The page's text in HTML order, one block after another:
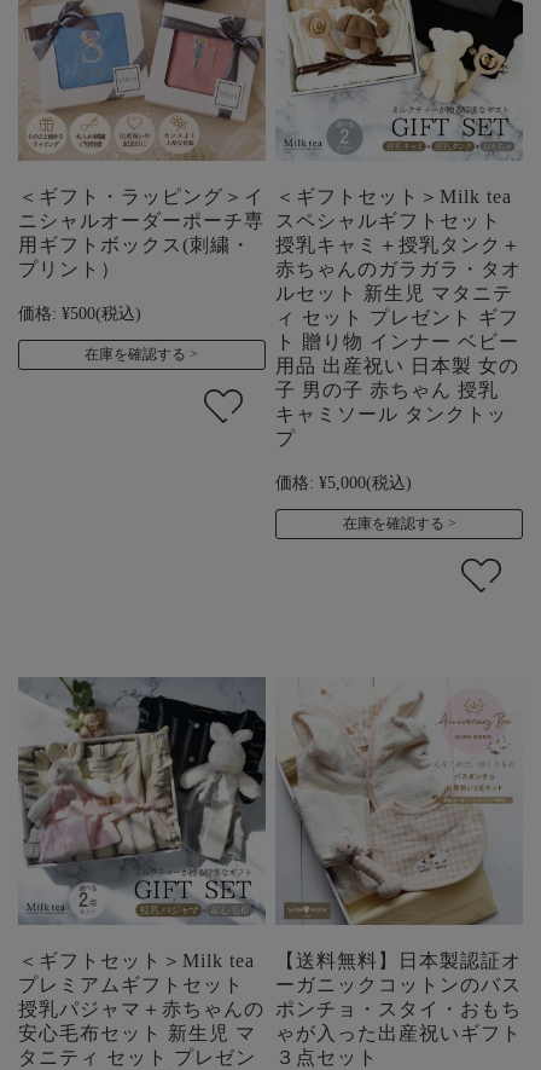
＜ギフト・ラッピング＞イ
ニシャルオーダーポーチ専
用ギフトボックス(刺繍・
プリント）
価格: ¥500(税込)
在庫を確認する
＜ギフトセット＞Milk tea
スペシャルギフトセット
授乳キャミ＋授乳タンク＋
赤ちゃんのガラガラ・タオ
ルセット 新生児 マタニテ
ィ セット プレゼント ギフ
ト 贈り物 インナー ベビー
用品 出産祝い 日本製 女の
子 男の子 赤ちゃん 授乳
キャミソール タンクトッ
プ
価格: ¥5,000(税込)
在庫を確認する
＜ギフトセット＞Milk tea
プレミアムギフトセット
授乳パジャマ＋赤ちゃんの
安心毛布セット 新生児 マ
タニティ セット プレゼン
【送料無料】日本製認証オ
ーガニックコットンのバス
ポンチョ・スタイ・おもち
ゃが入った出産祝いギフト
３点セット